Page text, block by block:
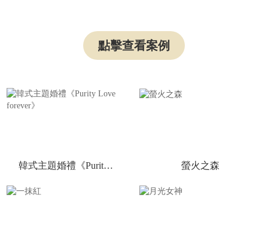
點擊查看案例
韓式主題婚禮《Purity Love forever》 螢火之森